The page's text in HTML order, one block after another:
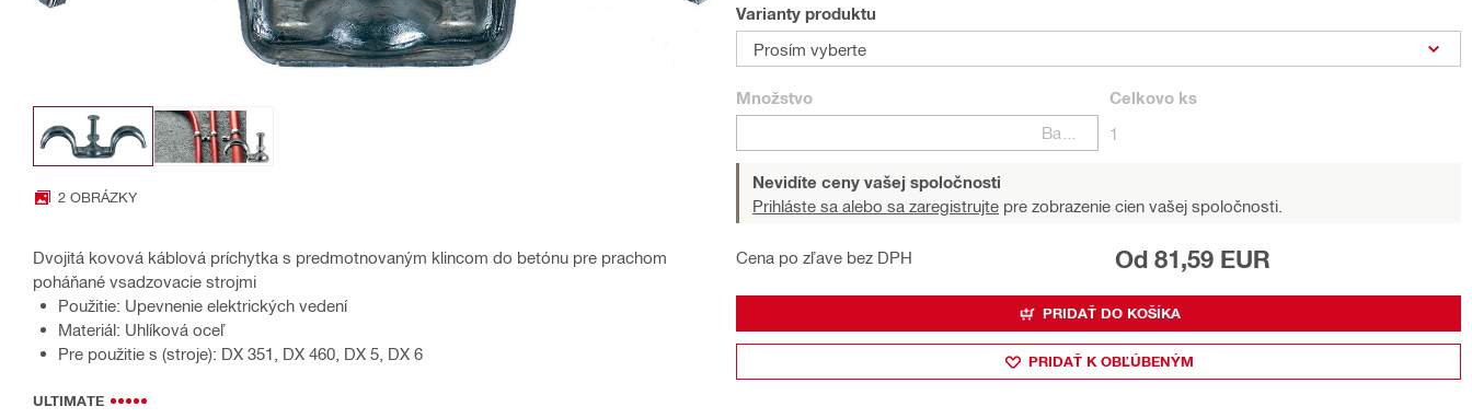
2 OBRÁZKY
Dvojitá kovová káblová príchytka s predmotnovaným klincom do betónu pre prachom
poháňané vsadzovacie strojmi
Použitie: Upevnenie elektrických vedení
Materiál: Uhlíková oceľ
Pre použitie s (stroje): DX 351, DX 460, DX 5, DX 6
ULTIMATE
Varianty produktu
Prosím vyberte
Množstvo
Celkovo ks
1
Nevidíte ceny vašej spoločnosti
Prihláste sa alebo sa zaregistrujte pre zobrazenie cien vašej spoločnosti.
Cena po zľave bez DPH Od 81,59 EUR
PRIDAŤ DO KOŠÍKA
PRIDAŤ K OBĽÚBENÝM